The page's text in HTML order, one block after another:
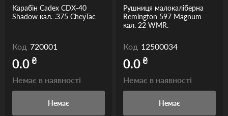
Карабін Cadex CDX-40
Shadow кал. .375 CheyTac
Код 720001
0.0₴
Немає в наявності
Немає
Рушниця малокаліберна
Remington 597 Magnum
кал. 22 WMR.
Код 12500034
0.0₴
Немає в наявності
Немає